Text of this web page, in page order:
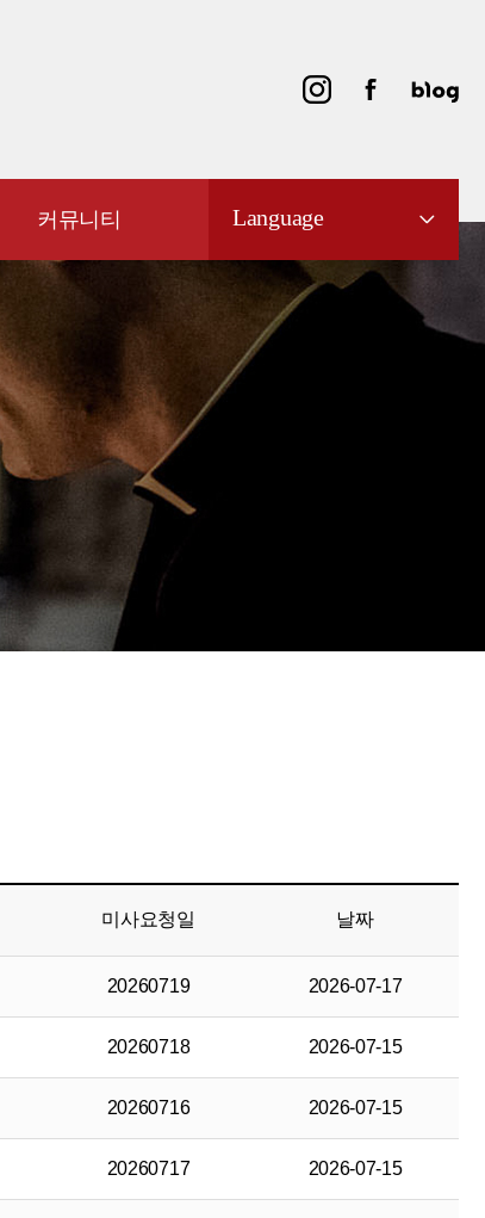
커뮤니티 Language
미사요청일 날짜
20260719 2026-07-17
20260718 2026-07-15
20260716 2026-07-15
20260717 2026-07-15